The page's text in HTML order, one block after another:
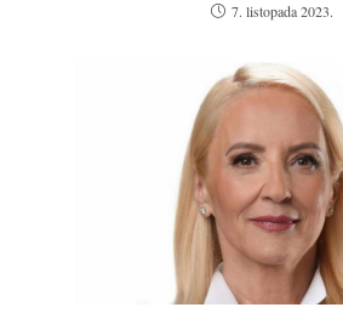
7. listopada 2023.